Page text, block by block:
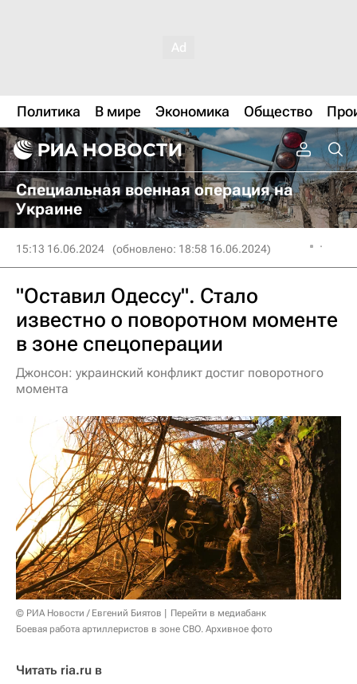
Политика В мире Экономика Общество
Специальная военная операция на
Украине
15:13 16.06.2024 (обновлено: 18:58 16.06.2024)
"Оставил Одессу". Стало
известно о поворотном моменте
в зоне спецоперации
Джонсон: украинский конфликт достиг поворотного
момента
© РИА Новости / Евгений Биятов
Перейти в медиабанк
Боевая работа артиллеристов в зоне СВО. Архивное фото
Читать ria.ru в